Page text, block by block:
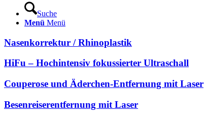
Suche
Menü Menü
Nasenkorrektur / Rhinoplastik
HiFu – Hochintensiv fokussierter Ultraschall
Couperose und Äderchen-Entfernung mit Laser
Besenreiserentfernung mit Laser